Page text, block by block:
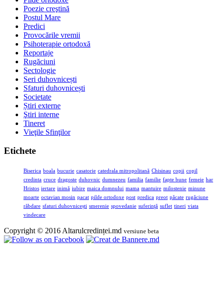
Poezie creştină
Postul Mare
Predici
Provocările vremii
Psihoterapie ortodoxă
Reportaje
Rugăciuni
Sectologie
Seri duhovnicești
Sfaturi duhovnicești
Societate
Știri externe
Ştiri interne
Tineret
Vieţile Sfinţilor
Etichete
Biserica boala bucurie casatorie catedrala mitropolitană Chisinau copii copil
credinta cruce dragoste duhovnic dumnezeu familia familie fapte bune femeie har
Hristos iertare inimă iubire maica domnului mama mantuire milostenie minune
moarte octavian mosin pacat pilde ortodoxe post predica preot păcate rugăciune
răbdare sfaturi duhovnicești smerenie spovedanie suferinţă suflet tineri viata
vindecare
Copyright © 2016 Altarulcredinței.md versiune beta